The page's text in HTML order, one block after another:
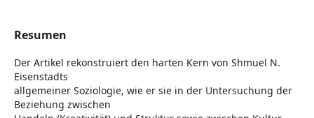
Resumen
Der Artikel rekonstruiert den harten Kern von Shmuel N.
Eisenstadts
allgemeiner Soziologie, wie er sie in der Untersuchung der
Beziehung zwischen